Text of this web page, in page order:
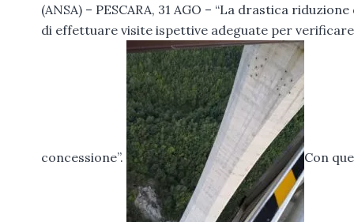
(ANSA) – PESCARA, 31 AGO – “La drastica
di effettuare visite ispettive adeguate per
concessione”. Con